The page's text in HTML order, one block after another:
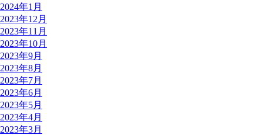
2024年1月
2023年12月
2023年11月
2023年10月
2023年9月
2023年8月
2023年7月
2023年6月
2023年5月
2023年4月
2023年3月